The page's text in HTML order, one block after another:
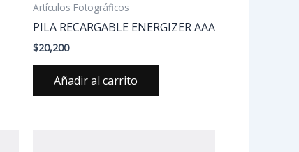
Artículos Fotográficos
PILA RECARGABLE ENERGIZER AAA
$20,200
Añadir al carrito